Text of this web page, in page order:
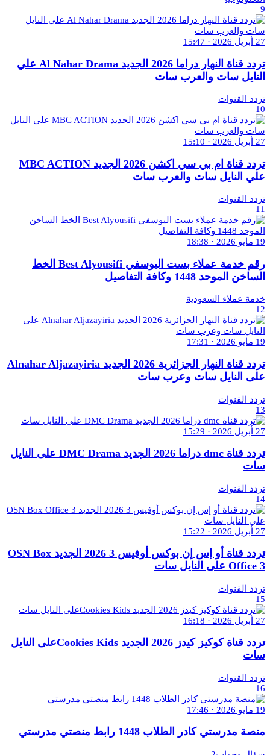
9
27 أبريل 2026 · 15:47
تردد قناة النهار دراما 2026 الجديد Al Nahar Drama علي
النايل سات والعرب سات
تردد القنوات
10
27 أبريل 2026 · 15:10
تردد قناة ام بي سي اكشن 2026 الجديد MBC ACTION
علي النايل سات والعرب سات
تردد القنوات
11
19 مايو 2026 · 18:38
رقم خدمة عملاء بست اليوسفي Best Alyousifi الخط
الساخن الموحد 1448 وكافة التفاصيل
خدمة عملاء السعودية
12
19 مايو 2026 · 17:31
تردد قناة النهار الجزائرية 2026 الجديد Alnahar Aljazayiria
على النايل سات وعرب سات
تردد القنوات
13
27 أبريل 2026 · 15:29
تردد قناة dmc دراما 2026 الجديد DMC Drama على النايل
سات
تردد القنوات
14
27 أبريل 2026 · 15:22
تردد قناة أو إس إن بوكس أوفيس 3 2026 الجديد OSN Box
Office 3 على النايل سات
تردد القنوات
15
27 أبريل 2026 · 16:18
تردد قناة كوكيز كيدز 2026 الجديد Cookies Kidsعلى النايل
سات
تردد القنوات
16
19 مايو 2026 · 17:46
منصة مدرستي كادر الطلاب 1448 رابط منصتي مدرستي